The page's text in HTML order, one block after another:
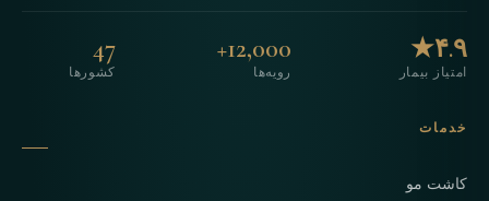
۴.۹★
امتیاز بیمار
12,000+
رویه‌ها
47
کشورها
خدمات
کاشت مو